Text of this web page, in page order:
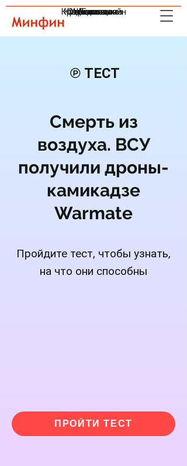
Валюта
Банки
Индексы
Криптовалюта
Кредиты онлайн
Страхование
Инвестиции
℗ ТЕСТ
Смерть из
воздуха. ВСУ
получили дроны-
камикадзе
Warmate
Пройдите тест, чтобы узнать,
на что они способны
ПРОЙТИ ТЕСТ